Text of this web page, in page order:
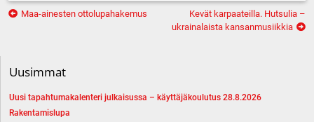
Artikkelien
Maa-ainesten ottolupahakemus
Kevät karpaateilla. Hutsulia –
ukrainalaista kansanmusiikkia
Uusimmat
Uusi tapahtumakalenteri julkaisussa – käyttäjäkoulutus 28.8.2026
Rakentamislupa